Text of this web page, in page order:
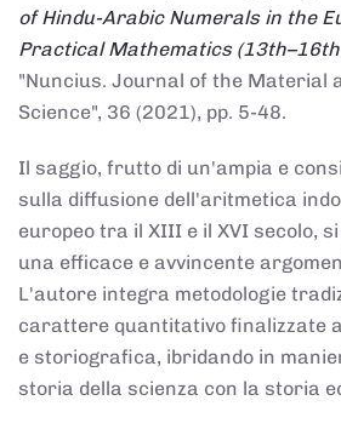
of Hindu-Arabic Numerals in the
Practical Mathematics
"Nuncius. Journal of the Material
Science", 36 (2021), pp. 5-48.
Il saggio, frutto di un'ampia e
sulla diffusione dell'aritmetica
europeo tra il XIII e il XVI secolo,
una efficace e avvincente
L'autore integra metodologie
carattere quantitativo finalizzate
e storiografica, ibridando in
storia della scienza con la storia